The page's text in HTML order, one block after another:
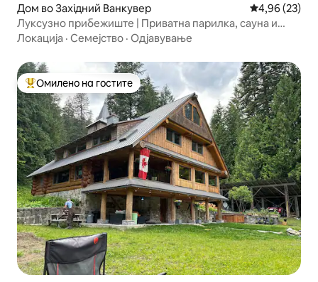
Дом во Західний Ванкувер Просечна
4,96 (23)
Луксузно прибежиште | Приватна парилка, сауна и
кино
Локација · Семејство · Одјавување
Меѓу најуспешните „Омилени на гостите“
Омилено на гостите